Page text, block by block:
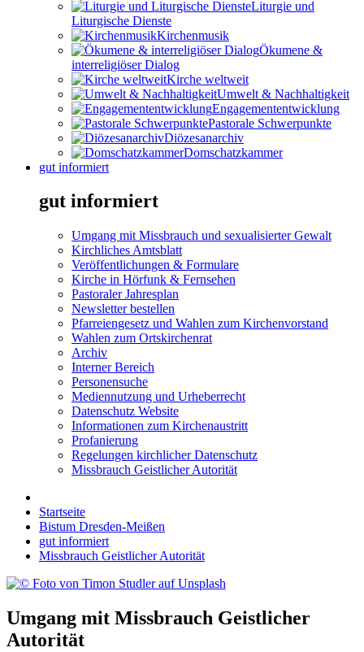
Liturgie und
Liturgische Dienste
Kirchenmusik
Ökumene &
interreligiöser Dialog
Kirche weltweit
Umwelt & Nachhaltigkeit
Engagemententwicklung
Pastorale Schwerpunkte
Diözesanarchiv
Domschatzkammer
gut informiert
gut informiert
Umgang mit Missbrauch und sexualisierter Gewalt
Kirchliches Amtsblatt
Veröffentlichungen & Formulare
Kirche in Hörfunk & Fernsehen
Pastoraler Jahresplan
Newsletter bestellen
Pfarreiengesetz und Wahlen zum Kirchenvorstand
Wahlen zum Ortskirchenrat
Archiv
Interner Bereich
Personensuche
Mediennutzung und Urheberrecht
Datenschutz Website
Informationen zum Kirchenaustritt
Profanierung
Regelungen kirchlicher Datenschutz
Missbrauch Geistlicher Autorität
Startseite
Bistum Dresden-Meißen
gut informiert
Missbrauch Geistlicher Autorität
Umgang mit Missbrauch Geistlicher
Autorität